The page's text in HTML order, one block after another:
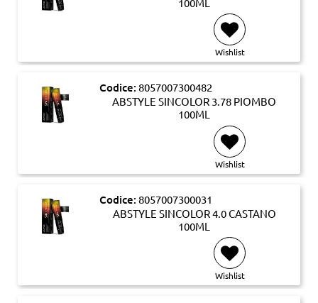
Wishlist
Codice: 8057007300482
ABSTYLE SINCOLOR 3.78 PIOMBO
100ML
Wishlist
Codice: 8057007300031
ABSTYLE SINCOLOR 4.0 CASTANO
100ML
Wishlist